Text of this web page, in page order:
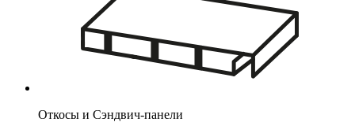
Откосы и Сэндвич-панели